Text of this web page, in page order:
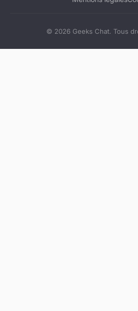
© 2026 Geeks Chat. Tous